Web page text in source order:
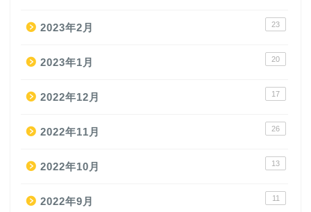
2023年2月 23
2023年1月 20
2022年12月 17
2022年11月 26
2022年10月 13
2022年9月 11